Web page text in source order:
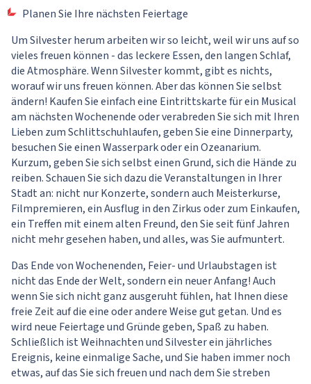
Planen Sie Ihre nächsten Feiertage
Um Silvester herum arbeiten wir so leicht, weil wir uns auf so
vieles freuen können - das leckere Essen, den langen Schlaf,
die Atmosphäre. Wenn Silvester kommt, gibt es nichts,
worauf wir uns freuen können. Aber das können Sie selbst
ändern! Kaufen Sie einfach eine Eintrittskarte für ein Musical
am nächsten Wochenende oder verabreden Sie sich mit Ihren
Lieben zum Schlittschuhlaufen, geben Sie eine Dinnerparty,
besuchen Sie einen Wasserpark oder ein Ozeanarium.
Kurzum, geben Sie sich selbst einen Grund, sich die Hände zu
reiben. Schauen Sie sich dazu die Veranstaltungen in Ihrer
Stadt an: nicht nur Konzerte, sondern auch Meisterkurse,
Filmpremieren, ein Ausflug in den Zirkus oder zum Einkaufen,
ein Treffen mit einem alten Freund, den Sie seit fünf Jahren
nicht mehr gesehen haben, und alles, was Sie aufmuntert.
Das Ende von Wochenenden, Feier- und Urlaubstagen ist
nicht das Ende der Welt, sondern ein neuer Anfang! Auch
wenn Sie sich nicht ganz ausgeruht fühlen, hat Ihnen diese
freie Zeit auf die eine oder andere Weise gut getan. Und es
wird neue Feiertage und Gründe geben, Spaß zu haben.
Schließlich ist Weihnachten und Silvester ein jährliches
Ereignis, keine einmalige Sache, und Sie haben immer noch
etwas, auf das Sie sich freuen und nach dem Sie streben